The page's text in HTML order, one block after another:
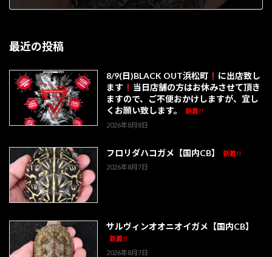
最近の投稿
8/9(日)BLACK OUT浜松町
に出店致し
ます
当日店舗の方はお休みさせて頂き
ますので、ご不便おかけしますが、宜し
くお願い致します。
新着!!
2026年8月8日
フロリダハコガメ【国内CB】
新着!!
2026年8月7日
サルヴィンオオニオイガメ【国内CB】
新着!!
2026年8月7日